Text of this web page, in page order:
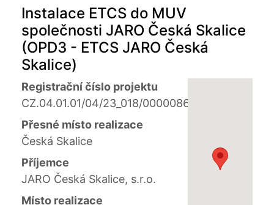
Instalace ETCS do MUV
společnosti JARO Česká Skalice
(OPD3 - ETCS JARO Česká
Skalice)
Registrační číslo projektu
CZ.04.01.01/04/23_018/0000086
Přesné místo realizace
Česká Skalice
Příjemce
JARO Česká Skalice, s.r.o.
Místo realizace